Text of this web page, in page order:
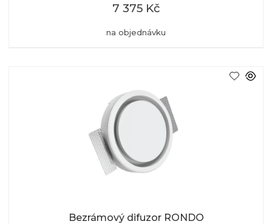
na objednávku
7 375 Kč
Bezrámový difuzor RONDO